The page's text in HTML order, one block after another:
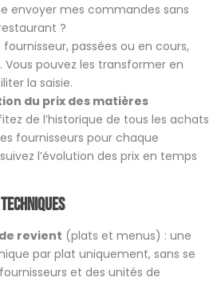
envoyer mes commandes sans
?
passées ou en cours,
Vous pouvez les transformer en
la saisie.
du prix des matières
de l’historique de tous les achats
fournisseurs pour chaque
l’évolution des prix en temps
revient (plats et menus) : une
par plat uniquement, sans se
et des unités de